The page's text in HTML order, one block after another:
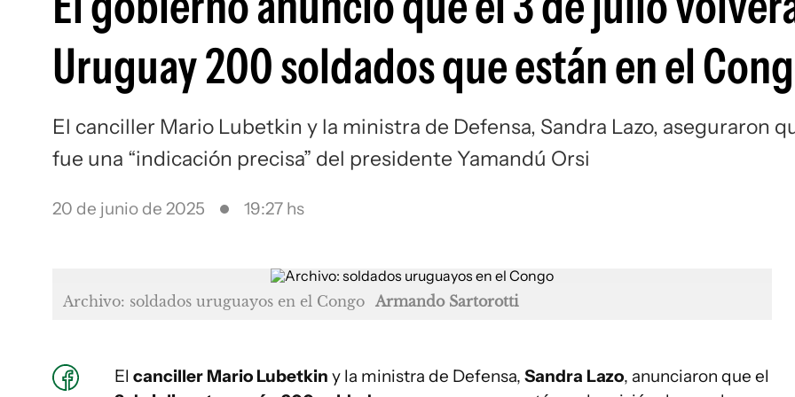
Uruguay 200 soldados que están en el
El canciller Mario Lubetkin y la ministra de Defensa, Sandra Lazo, aseguraron
fue una “indicación precisa” del presidente Yamandú Orsi
20 de junio de 2025 19:27 hs
Archivo: soldados uruguayos en el Congo Armando Sartorotti
El canciller Mario Lubetkin y la ministra de Defensa, Sandra Lazo, anunciaron que el